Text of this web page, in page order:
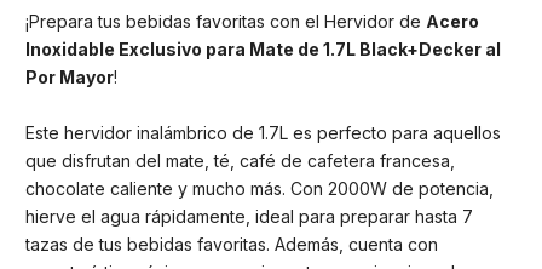
¡Prepara tus bebidas favoritas con el Hervidor de Acero
Inoxidable Exclusivo para Mate de 1.7L Black+Decker al
Por Mayor!
Este hervidor inalámbrico de 1.7L es perfecto para aquellos
que disfrutan del mate, té, café de cafetera francesa,
chocolate caliente y mucho más. Con 2000W de potencia,
hierve el agua rápidamente, ideal para preparar hasta 7
tazas de tus bebidas favoritas. Además, cuenta con